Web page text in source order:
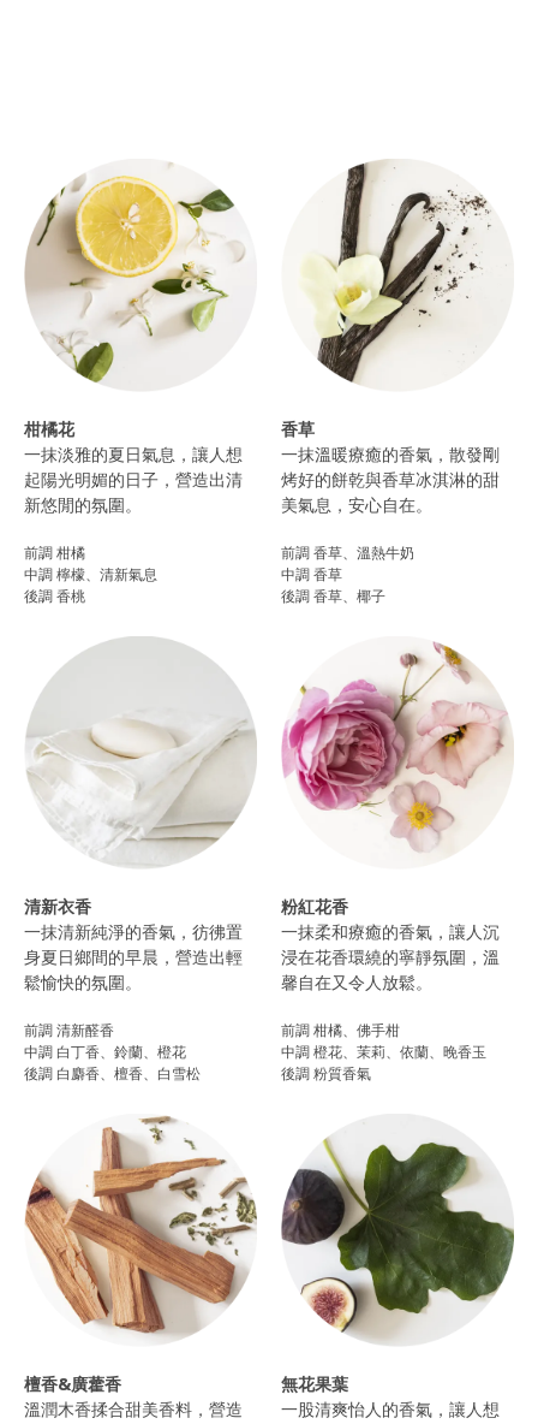
柑橘花
一抹淡雅的夏日氣息，讓人想
起陽光明媚的日子，營造出清
新悠閒的氛圍。​
前調 柑橘
中調 檸檬、清新氣息
後調 香桃​
香草
一抹溫暖療癒的香氣，散發剛
烤好的餅乾與香草冰淇淋的甜
美氣息，安心自在。
前調 香草、溫熱牛奶
中調 香草
後調 香草、椰子​
清新衣香
一抹清新純淨的香氣，彷彿置
身夏日鄉間的早晨，營造出輕
鬆愉快的氛圍。
前調 清新醛香
中調 白丁香、鈴蘭、橙花
後調 白麝香、檀香、白雪松
粉紅花香
一抹柔和療癒的香氣，讓人沉
浸在花香環繞的寧靜氛圍，溫
馨自在又令人放鬆。
前調 柑橘、佛手柑
中調 橙花、茉莉、依蘭、晚香玉
後調 粉質香氣
檀香&廣藿香
溫潤木香揉合甜美香料，營造
無花果葉
一股清爽怡人的香氣，讓人想